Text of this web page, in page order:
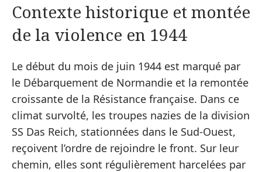
Contexte historique et montée
de la violence en 1944
Le début du mois de juin 1944 est marqué par
le Débarquement de Normandie et la remontée
croissante de la Résistance française. Dans ce
climat survolté, les troupes nazies de la division
SS Das Reich, stationnées dans le Sud-Ouest,
reçoivent l’ordre de rejoindre le front. Sur leur
chemin, elles sont régulièrement harcelées par